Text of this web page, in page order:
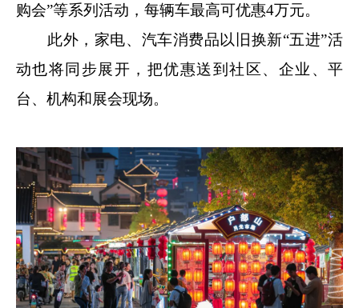
购会”等系列活动，每辆车最高可优惠4万元。
此外，家电、汽车消费品以旧换新“五进”活
动也将同步展开，把优惠送到社区、企业、平
台、机构和展会现场。